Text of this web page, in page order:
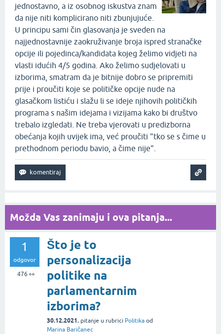
jednostavno, a iz osobnog iskustva znam
da nije niti komplicirano niti zbunjujuće.
U principu sami čin glasovanja je sveden na
najjednostavnije zaokruživanje broja ispred stranačke
opcije ili pojedinca/kandidata kojeg želimo vidjeti na
vlasti idućih 4/5 godina. Ako želimo sudjelovati u
izborima, smatram da je bitnije dobro se pripremiti
prije i proučiti koje se političke opcije nude na
glasačkom listiću i slažu li se ideje njihovih političkih
programa s našim idejama i vizijama kako bi društvo
trebalo izgledati. Ne treba vjerovati u predizborna
obećanja kojih uvijek ima, već proučiti "tko se s čime u
prethodnom periodu bavio, a čime nije".
Možda Vas zanimaju i ova pitanja...
1
odgovor
476 👀
Što je to
personalizacija
politike na
parlamentarnim
izborima?
30.12.2021. pitanje u rubrici Politika od
Marina Baričanec